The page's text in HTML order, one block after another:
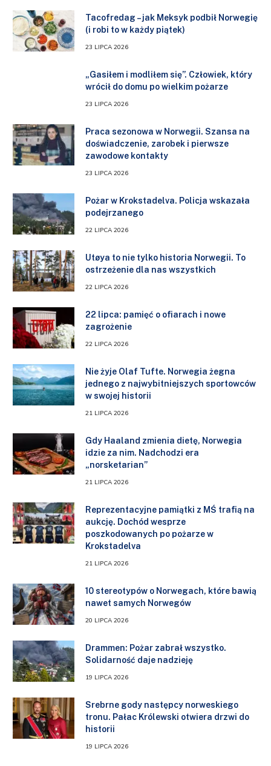
Tacofredag – jak Meksyk podbił Norwegię
(i robi to w każdy piątek)
23 LIPCA 2026
„Gasiłem i modliłem się”. Człowiek, który
wrócił do domu po wielkim pożarze
23 LIPCA 2026
Praca sezonowa w Norwegii. Szansa na
doświadczenie, zarobek i pierwsze
zawodowe kontakty
23 LIPCA 2026
Pożar w Krokstadelva. Policja wskazała
podejrzanego
22 LIPCA 2026
Utøya to nie tylko historia Norwegii. To
ostrzeżenie dla nas wszystkich
22 LIPCA 2026
22 lipca: pamięć o ofiarach i nowe
zagrożenie
22 LIPCA 2026
Nie żyje Olaf Tufte. Norwegia żegna
jednego z najwybitniejszych sportowców
w swojej historii
21 LIPCA 2026
Gdy Haaland zmienia dietę, Norwegia
idzie za nim. Nadchodzi era
„norsketarian”
21 LIPCA 2026
Reprezentacyjne pamiątki z MŚ trafią na
aukcję. Dochód wesprze
poszkodowanych po pożarze w
Krokstadelva
21 LIPCA 2026
10 stereotypów o Norwegach, które bawią
nawet samych Norwegów
20 LIPCA 2026
Drammen: Pożar zabrał wszystko.
Solidarność daje nadzieję
19 LIPCA 2026
Srebrne gody następcy norweskiego
tronu. Pałac Królewski otwiera drzwi do
historii
19 LIPCA 2026